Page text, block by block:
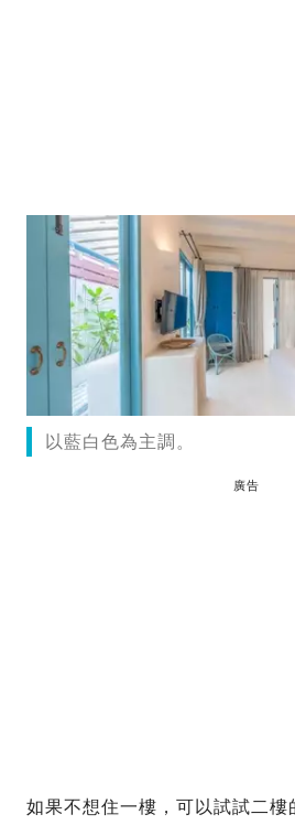
以藍白色為主調。
廣告
如果不想住一樓，可以試試二樓